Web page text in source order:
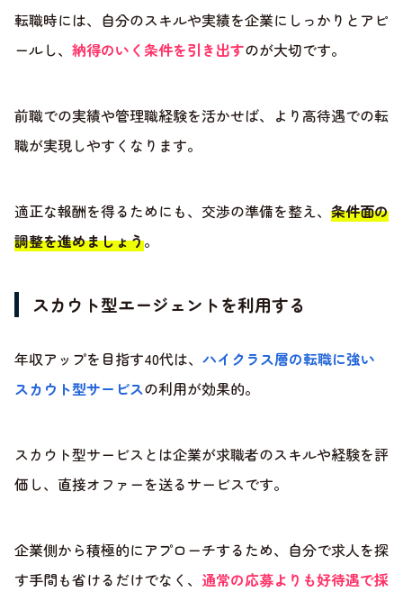
転職時には、自分のスキルや実績を企業にしっかりとアピ
ールし、 納得のいく条件を引き出すのが大切です。
前職での実績や管理職経験を活かせば、より高待遇での転
職が実現しやすくなります。
適正な報酬を得るためにも、交渉の準備を整え、 条件面の
調整を進めましょう。
スカウト型エージェントを利用する
年収アップを目指す40代は、 ハイクラス層の転職に強い
スカウト型サービスの利用が効果的。
スカウト型サービスとは企業が求職者のスキルや経験を評
価し、直接オファーを送るサービスです。
企業側から積極的にアプローチするため、自分で求人を探
す手間も省けるだけでなく、 通常の応募よりも好待遇で採